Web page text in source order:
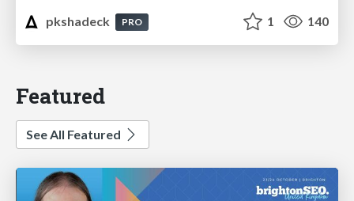
pkshadeck
PRO 1 140
Featured
See All Featured